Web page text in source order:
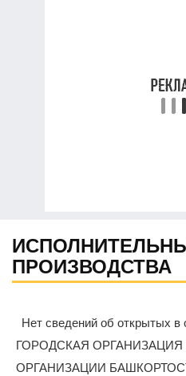
ПРОИЗВОДСТВА
Нет сведений об открытых
ГОРОДСКАЯ
ОРГАНИЗАЦИИ